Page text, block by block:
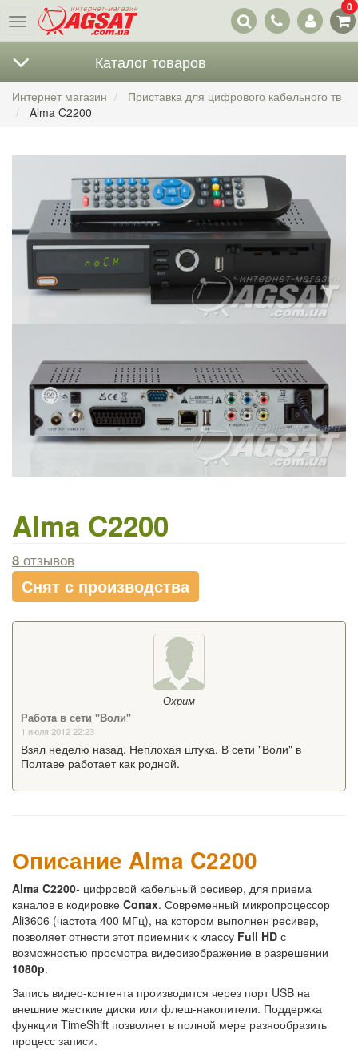
Меню
Наши
контакты
0
Каталог товаров
Интернет магазин
Приставка для цифрового кабельного тв
Alma C2200
Alma C2200
8 отзывов
Снят с производства
Охрим
Работа в сети "Воли"
1 июля 2012 22:23
Взял неделю назад. Неплохая штука. В сети "Воли" в
Полтаве работает как родной.
Описание Alma C2200
Alma C2200- цифровой кабельный ресивер, для приема
каналов в кодировке Conax. Современный микропроцессор
Ali3606 (частота 400 МГц), на котором выполнен ресивер,
позволяет отнести этот приемник к классу Full HD с
возможностью просмотра видеоизображение в разрешении
1080p.
Запись видео-контента производится через порт USB на
внешние жесткие диски или флеш-накопители. Поддержка
функции TimeShift позволяет в полной мере разнообразить
процесс записи.